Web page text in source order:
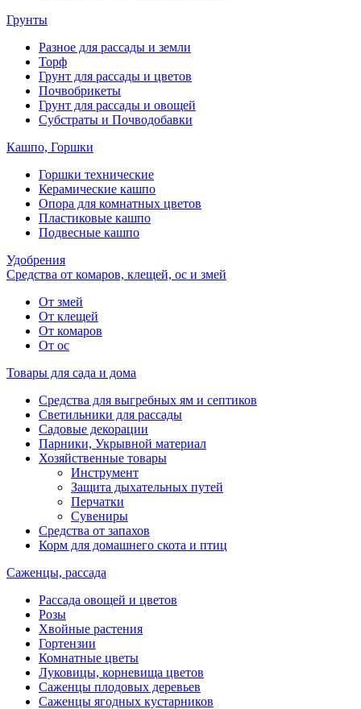
Грунты
Разное для рассады и земли
Торф
Грунт для рассады и цветов
Почвобрикеты
Грунт для рассады и овощей
Субстраты и Почводобавки
Кашпо, Горшки
Горшки технические
Керамические кашпо
Опора для комнатных цветов
Пластиковые кашпо
Подвесные кашпо
Удобрения
Средства от комаров, клещей, ос и змей
От змей
От клещей
От комаров
От ос
Товары для сада и дома
Средства для выгребных ям и септиков
Светильники для рассады
Садовые декорации
Парники, Укрывной материал
Хозяйственные товары
Инструмент
Защита дыхательных путей
Перчатки
Сувениры
Средства от запахов
Корм для домашнего скота и птиц
Саженцы, рассада
Рассада овощей и цветов
Розы
Хвойные растения
Гортензии
Комнатные цветы
Луковицы, корневища цветов
Саженцы плодовых деревьев
Саженцы ягодных кустарников